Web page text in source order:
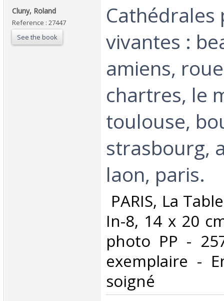
‎Cluny, Roland ‎
Reference : 27447
See the book
‎Cathédrales
vivantes :
amiens,
chartres, le
toulouse,
strasbourg,
laon, paris.‎
PARIS, La
In-8, 14 x 20
photo PP -
exemplaire -
soigné‎